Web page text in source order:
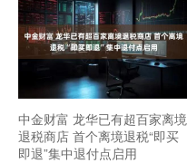
中金财富 龙华已有超百家离境
退税商店 首个离境退税“即买
即退”集中退付点启用